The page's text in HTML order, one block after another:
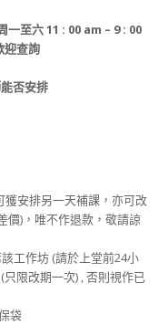
至六 11 : 00 am – 9 : 00
迎查詢
否安排
安排另一天補課，亦可改
價)，唯不作退款，敬請諒
工作坊 (請於上堂前24小
限改期一次) , 否則視作已
袋